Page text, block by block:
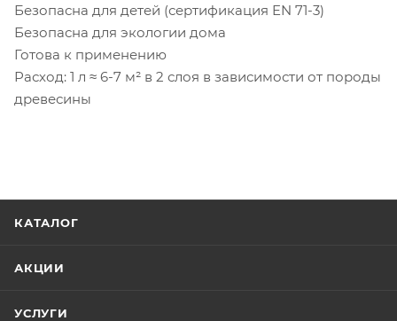
Безопасна для детей (сертификация EN 71-3)
Безопасна для экологии дома
Готова к применению
Расход: 1 л ≈ 6-7 м² в 2 слоя в зависимости от породы
древесины
КАТАЛОГ
АКЦИИ
УСЛУГИ